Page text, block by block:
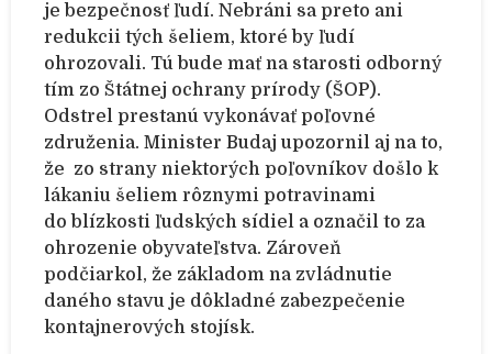
je bezpečnosť ľudí. Nebráni sa preto ani
redukcii tých šeliem, ktoré by ľudí
ohrozovali. Tú bude mať na starosti odborný
tím zo Štátnej ochrany prírody (ŠOP).
Odstrel prestanú vykonávať poľovné
združenia. Minister Budaj upozornil aj na to,
že zo strany niektorých poľovníkov došlo k
lákaniu šeliem rôznymi potravinami
do blízkosti ľudských sídiel a označil to za
ohrozenie obyvateľstva. Zároveň
podčiarkol, že základom na zvládnutie
daného stavu je dôkladné zabezpečenie
kontajnerových stojísk.